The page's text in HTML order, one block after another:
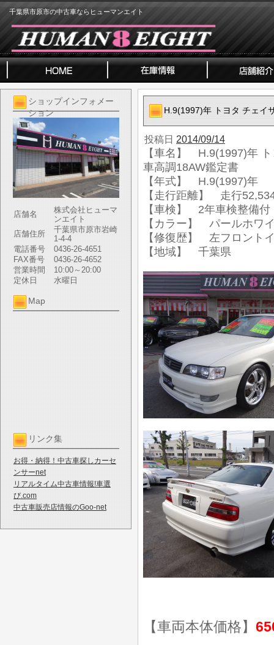
千葉県市原市の中古車ならヒューマンエイト
ショップインフォメー
ション
店舗名
株式会社ヒューマ
ンエイト
店舗住所
千葉県市原市岩崎
1-4-4
電話番号
0436-26-4651
FAX番号
0436-26-4652
営業時間
10:00～20:00
定休日
水曜日
Map
リンク集
お得・納得！中古車探しカーセ
ンサーnet
リアルタイム中古車情報!車選
び.com
中古車販売店情報のGoo-net
H.9(1997)年 トヨタ チェイ
投稿日 2014/09/14
【車名】 H.9(1997)年
車高調18AW鑑定書
【年式】 H.9(1997)年
【走行距離】 走行
【車検】 2年車検整備付
【カラー】 パールホワ
【修復歴】 左フロント
【地域】 千葉県
【車両本体価格】